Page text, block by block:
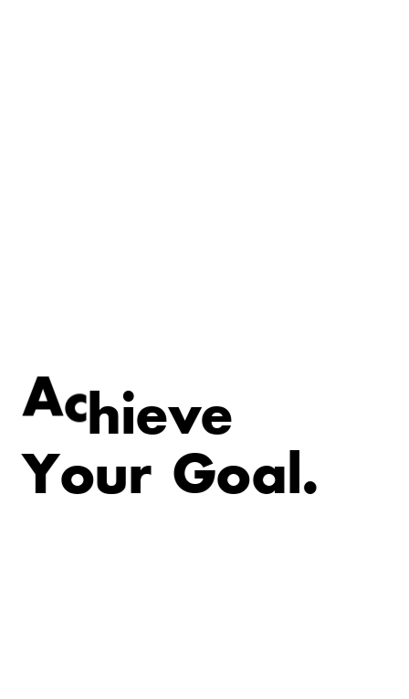
Achieve
Your Goal.